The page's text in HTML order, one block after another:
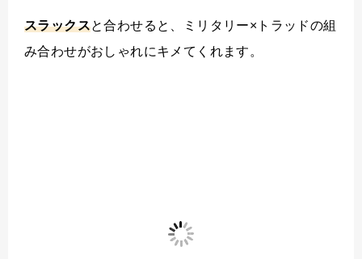
スラックスと合わせると、ミリタリー×トラッドの組
み合わせがおしゃれにキメてくれます。